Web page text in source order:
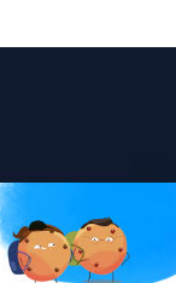
Paris 16